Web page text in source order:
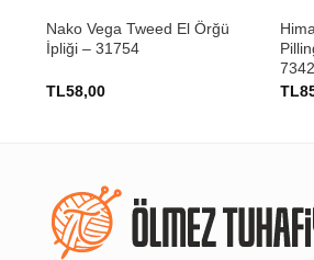
Nako Vega Tweed El Örğü
İpliği – 31754
TL58,00
TL